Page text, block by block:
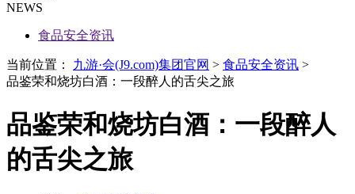
NEWS
食品安全资讯
当前位置： 九游·会(J9.com)集团官网 > 食品安全资讯 >
品鉴荣和烧坊白酒：一段醉人的舌尖之旅
品鉴荣和烧坊白酒：一段醉人
的舌尖之旅